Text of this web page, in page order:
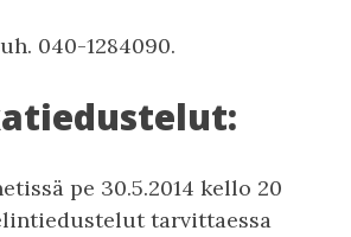
040-1284090.
pe 30.5.2014 kello 20
tarvittaessa